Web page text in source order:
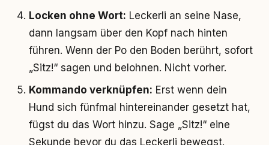
Locken ohne Wort: Leckerli an seine Nase,
dann langsam über den Kopf nach hinten
führen. Wenn der Po den Boden berührt, sofort
„Sitz!“ sagen und belohnen. Nicht vorher.
Kommando verknüpfen: Erst wenn dein
Hund sich fünfmal hintereinander gesetzt hat,
fügst du das Wort hinzu. Sage „Sitz!“ eine
Sekunde bevor du das Leckerli bewegst.